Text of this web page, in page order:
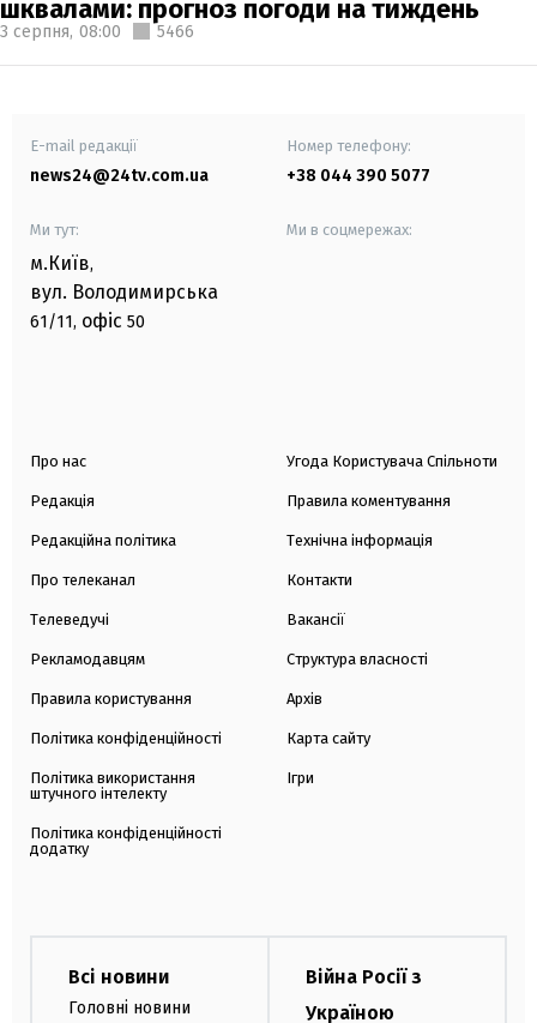
шквалами: прогноз погоди на тиждень
3 серпня, 08:00 5466
E-mail редакції
news24@24tv.com.ua
Номер телефону:
+38 044 390 5077
Ми тут:
м.Київ,
вул. Володимирська
61/11, офіс 50
Ми в соцмережах:
Про нас
Редакція
Редакційна політика
Про телеканал
Телеведучі
Рекламодавцям
Правила користування
Політика конфіденційності
Політика використання
штучного інтелекту
Політика конфіденційності
додатку
Угода Користувача Спільноти
Правила коментування
Технічна інформація
Контакти
Вакансії
Структура власності
Архів
Карта сайту
Ігри
Всі новини
Головні новини
Війна Росії з
Україною